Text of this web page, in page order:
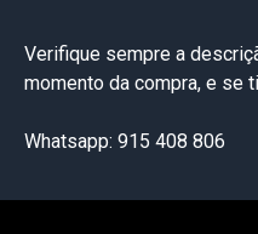
Verifique sempre a
momento da compra, e se
Whatsapp: 915 408 806